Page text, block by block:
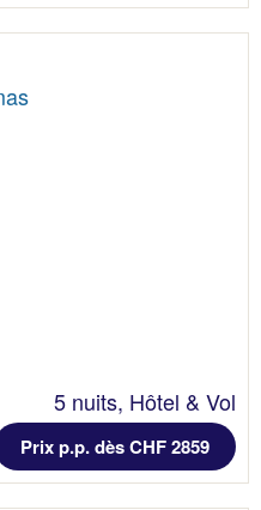
5 nuits, Hôtel & Vol
Prix p.p. dès CHF 2859